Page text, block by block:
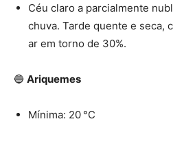
Céu claro a parcialmente
chuva. Tarde quente e seca,
ar em torno de 30%.
🔵 Ariquemes
Mínima: 20 °C